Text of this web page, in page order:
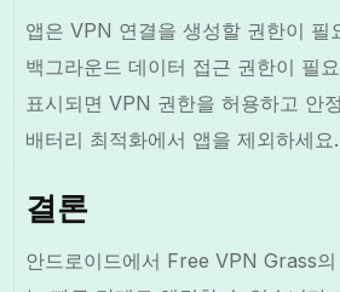
앱은 VPN 연결을 생성할 권한이 필
백그라운드 데이터 접근 권한이 필
표시되면 VPN 권한을 허용하고 안
배터리 최적화에서 앱을 제외하세요.
결론
안드로이드에서 Free VPN Grass